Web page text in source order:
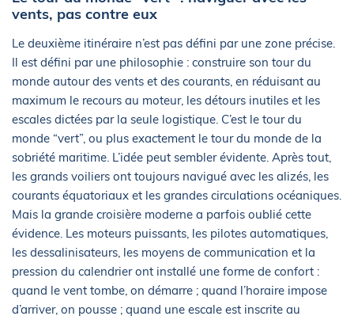
vents, pas contre eux
Le deuxième itinéraire n’est pas défini par une zone précise.
Il est défini par une philosophie : construire son tour du
monde autour des vents et des courants, en réduisant au
maximum le recours au moteur, les détours inutiles et les
escales dictées par la seule logistique. C’est le tour du
monde “vert”, ou plus exactement le tour du monde de la
sobriété maritime. L’idée peut sembler évidente. Après tout,
les grands voiliers ont toujours navigué avec les alizés, les
courants équatoriaux et les grandes circulations océaniques.
Mais la grande croisière moderne a parfois oublié cette
évidence. Les moteurs puissants, les pilotes automatiques,
les dessalinisateurs, les moyens de communication et la
pression du calendrier ont installé une forme de confort :
quand le vent tombe, on démarre ; quand l’horaire impose
d’arriver, on pousse ; quand une escale est inscrite au